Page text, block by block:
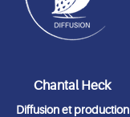
Chantal Heck
Diffusion et production